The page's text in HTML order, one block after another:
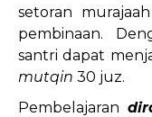
setoran
pembinaan.
santri dapat
mutqin 30 juz.
Pembelajaran